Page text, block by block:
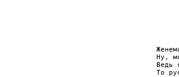
Ну,
Ведь
То